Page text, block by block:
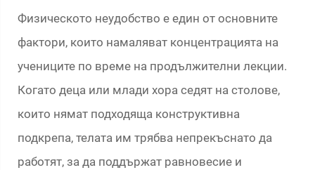
Физическото неудобство е един от основните
фактори, които намаляват концентрацията на
учениците по време на продължителни лекции.
Когато деца или млади хора седят на столове,
които нямат подходяща конструктивна
подкрепа, телата им трябва непрекъснато да
работят, за да поддържат равновесие и